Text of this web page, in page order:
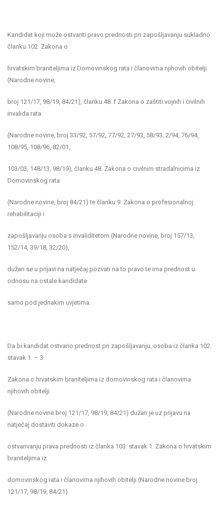
Kandidat koji može ostvariti pravo prednosti pri zapošljavanju sukladno
članku 102. Zakona o
hrvatskim braniteljima iz Domovinskog rata i članovima njihovih obitelji
(Narodne novine,
broj 121/17, 98/19, 84/21), članku 48. f Zakona o zaštiti vojnih i civilnih
invalida rata
(Narodne novine, broj 33/92, 57/92, 77/92, 27/93, 58/93, 2/94, 76/94,
108/95, 108/96, 82/01,
103/03, 148/13, 98/19), članku 48. Zakona o civilnim stradalnicima iz
Domovinskog rata
(Narodne novine, broj 84/21) te članku 9. Zakona o profesionalnoj
rehabilitaciji i
zapošljavanju osoba s invaliditetom (Narodne novine, broj 157/13,
152/14, 39/18, 32/20),
dužan se u prijavi na natječaj pozvati na to pravo te ima prednost u
odnosu na ostale kandidate
samo pod jednakim uvjetima.
Da bi kandidat ostvario prednost pri zapošljavanju, osoba iz članka 102.
stavak 1. – 3.
Zakona o hrvatskim braniteljima iz domovinskog rata i članovima
njihovih obitelji
(Narodne novine broj 121/17, 98/19, 84/21) dužan je uz prijavu na
natječaj dostaviti dokaze o
ostvarivanju prava prednosti iz članka 103. stavak 1. Zakona o hrvatskim
braniteljima iz
domovinskog rata i članovima njihovih obitelji (Narodne novine broj
121/17, 98/19, 84/21).